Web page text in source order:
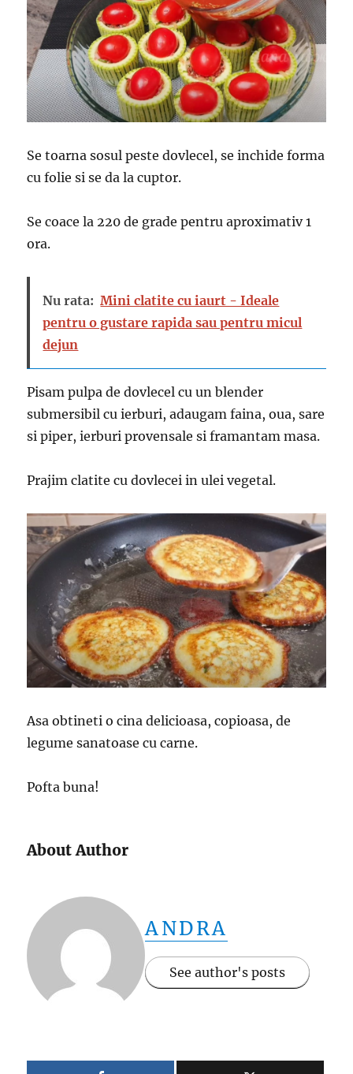
Se toarna sosul peste dovlecel, se inchide forma
cu folie si se da la cuptor.
Se coace la 220 de grade pentru aproximativ 1
ora.
Nu rata: Mini clatite cu iaurt - Ideale
pentru o gustare rapida sau pentru micul
dejun
Pisam pulpa de dovlecel cu un blender
submersibil cu ierburi, adaugam faina, oua, sare
si piper, ierburi provensale si framantam masa.
Prajim clatite cu dovlecei in ulei vegetal.
Asa obtineti o cina delicioasa, copioasa, de
legume sanatoase cu carne.
Pofta buna!
About Author
ANDRA
See author's posts